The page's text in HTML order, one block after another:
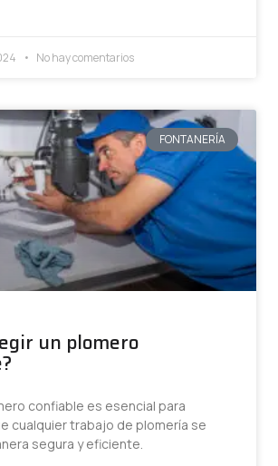
No hay comentarios
FONTANERÍA
un plomero
confiable es esencial para
cualquier trabajo de plomería se
segura y eficiente.